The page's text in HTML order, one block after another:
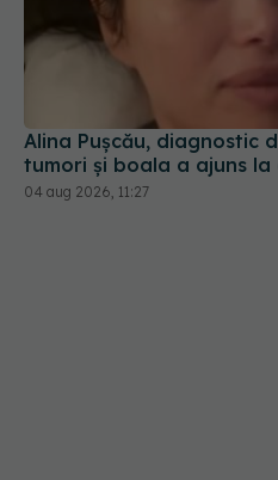
Alina Pușcău, diagnostic
tumori și boala a ajuns la
04 aug 2026, 11:27